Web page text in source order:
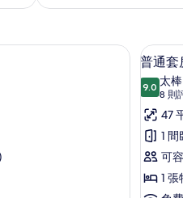
房 | 高級寢具、迷你吧、客房內保險箱
顯
示
普
通
套
房
的
4
普通套
9.09.0 分
太
8 則
(8
則
評
論)
47
1 間
可
1